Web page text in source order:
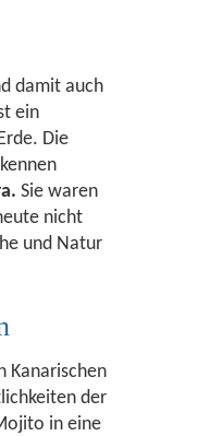
damit auch
ein
Die
Sie waren
nicht
und Natur
Kanarischen
der
in eine